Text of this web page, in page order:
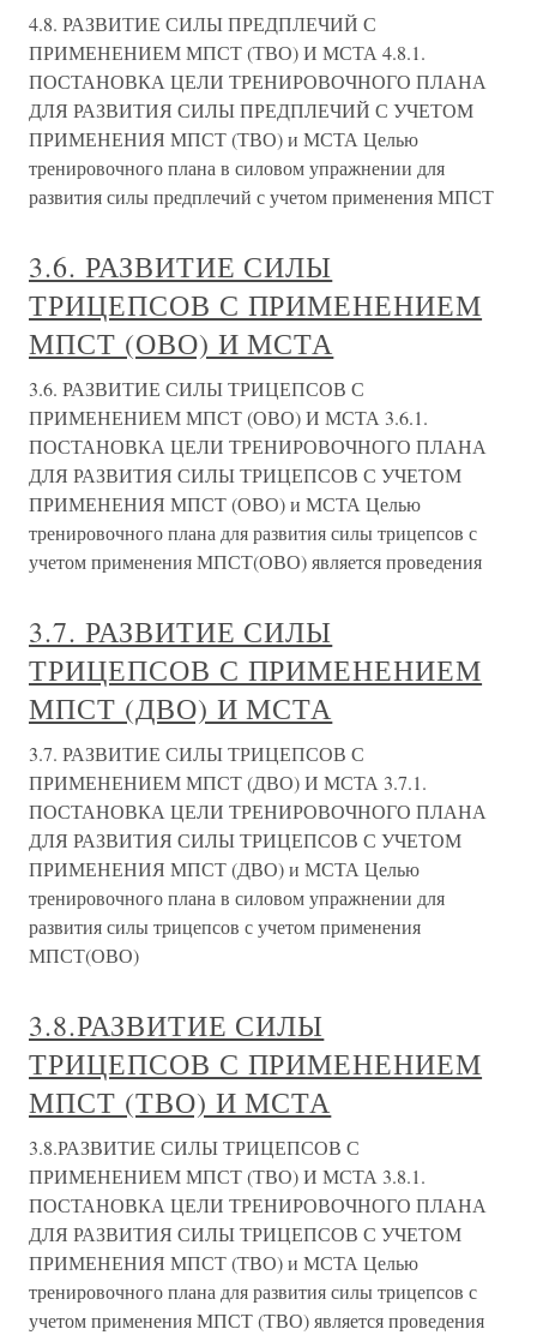
4.8. РАЗВИТИЕ СИЛЫ ПРЕДПЛЕЧИЙ С
ПРИМЕНЕНИЕМ МПСТ (ТВО) И МСТА 4.8.1.
ПОСТАНОВКА ЦЕЛИ ТРЕНИРОВОЧНОГО ПЛАНА
ДЛЯ РАЗВИТИЯ СИЛЫ ПРЕДПЛЕЧИЙ С УЧЕТОМ
ПРИМЕНЕНИЯ МПСТ (ТВО) и МСТА Целью
тренировочного плана в силовом упражнении для
развития силы предплечий с учетом применения МПСТ
3.6. РАЗВИТИЕ СИЛЫ
ТРИЦЕПСОВ С ПРИМЕНЕНИЕМ
МПСТ (ОВО) И МСТА
3.6. РАЗВИТИЕ СИЛЫ ТРИЦЕПСОВ С
ПРИМЕНЕНИЕМ МПСТ (ОВО) И МСТА 3.6.1.
ПОСТАНОВКА ЦЕЛИ ТРЕНИРОВОЧНОГО ПЛАНА
ДЛЯ РАЗВИТИЯ СИЛЫ ТРИЦЕПСОВ С УЧЕТОМ
ПРИМЕНЕНИЯ МПСТ (ОВО) и МСТА Целью
тренировочного плана для развития силы трицепсов с
учетом применения МПСТ(ОВО) является проведения
3.7. РАЗВИТИЕ СИЛЫ
ТРИЦЕПСОВ С ПРИМЕНЕНИЕМ
МПСТ (ДВО) И МСТА
3.7. РАЗВИТИЕ СИЛЫ ТРИЦЕПСОВ С
ПРИМЕНЕНИЕМ МПСТ (ДВО) И МСТА 3.7.1.
ПОСТАНОВКА ЦЕЛИ ТРЕНИРОВОЧНОГО ПЛАНА
ДЛЯ РАЗВИТИЯ СИЛЫ ТРИЦЕПСОВ С УЧЕТОМ
ПРИМЕНЕНИЯ МПСТ (ДВО) и МСТА Целью
тренировочного плана в силовом упражнении для
развития силы трицепсов с учетом применения
МПСТ(ОВО)
3.8.РАЗВИТИЕ СИЛЫ
ТРИЦЕПСОВ С ПРИМЕНЕНИЕМ
МПСТ (ТВО) И МСТА
3.8.РАЗВИТИЕ СИЛЫ ТРИЦЕПСОВ С
ПРИМЕНЕНИЕМ МПСТ (ТВО) И МСТА 3.8.1.
ПОСТАНОВКА ЦЕЛИ ТРЕНИРОВОЧНОГО ПЛАНА
ДЛЯ РАЗВИТИЯ СИЛЫ ТРИЦЕПСОВ С УЧЕТОМ
ПРИМЕНЕНИЯ МПСТ (ТВО) и МСТА Целью
тренировочного плана для развития силы трицепсов с
учетом применения МПСТ (ТВО) является проведения